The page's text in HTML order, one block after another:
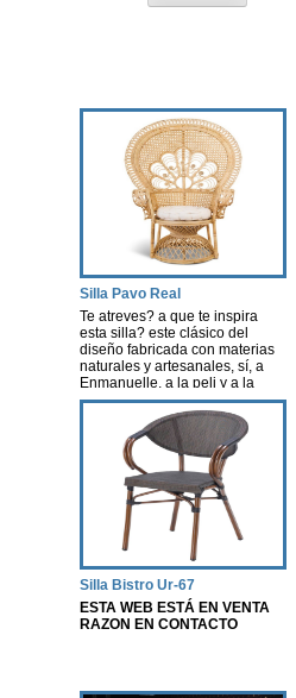
Silla Pavo Real
Te atreves? a que te inspira
esta silla? este clásico del
diseño fabricada con materias
naturales y artesanales, sí, a
Enmanuelle, a la peli y a la
actriz, una pelicula que creó
escuela. Esta silla nos evoca
aires de nostalgia, libertad y
porque no decirlo…cierta
sexualidad…
Silla Bistro Ur-67
ESTA WEB ESTÁ EN VENTA
RAZON EN CONTACTO